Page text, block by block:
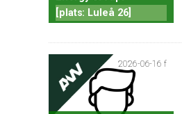
[plats: Luleå 26]
2026-06-16 f